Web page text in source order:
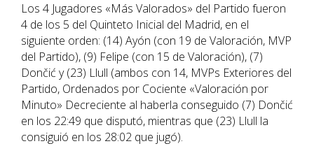
Los 4 Jugadores «Más Valorados» del Partido fueron
4 de los 5 del Quinteto Inicial del Madrid, en el
siguiente orden: (14) Ayón (con 19 de Valoración, MVP
del Partido), (9) Felipe (con 15 de Valoración), (7)
Dončić y (23) Llull (ambos con 14, MVPs Exteriores del
Partido, Ordenados por Cociente «Valoración por
Minuto» Decreciente al haberla conseguido (7) Dončić
en los 22:49 que disputó, mientras que (23) Llull la
consiguió en los 28:02 que jugó).